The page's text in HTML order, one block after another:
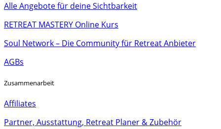
Alle Angebote für deine Sichtbarkeit
RETREAT MASTERY Online Kurs
Soul Network – Die Community für Retreat Anbieter
AGBs
Zusammenarbeit
Affiliates
Partner, Ausstattung, Retreat Planer & Zubehör